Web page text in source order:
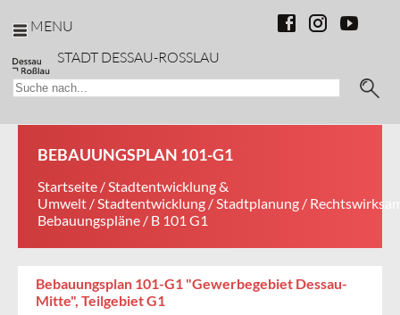
MENU
STADT DESSAU-ROSSLAU
BEBAUUNGSPLAN 101-G1
Startseite /Stadtentwicklung &
Umwelt /Stadtentwicklung /Stadtplanung /
Bebauungspläne / B 101 G1
Bebauungsplan 101-G1 "Gewerbegebiet Dessau-
Mitte", Teilgebiet G1